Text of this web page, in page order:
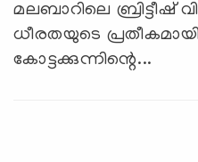
മലബാറിലെ ബ്രിട്ടീഷ്
ധീരതയുടെ
കോട്ടക്കുന്നിന്റെ...